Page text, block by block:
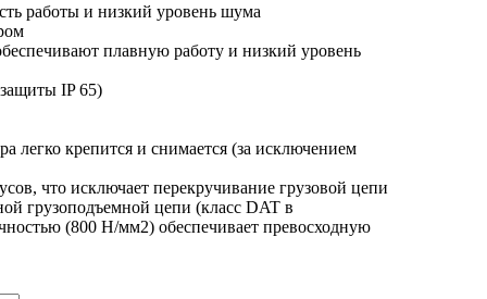
работы и низкий уровень шума
плавную работу и низкий уровень
IP 65)
легко крепится и снимается (за исключением
что исключает перекручивание грузовой цепи
грузоподъемной цепи (класс DAT в
(800 Н/мм2) обеспечивает превосходную